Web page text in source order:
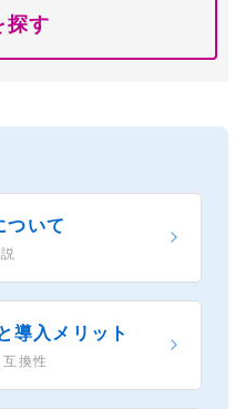
探す
ついて
導入メリット
換性